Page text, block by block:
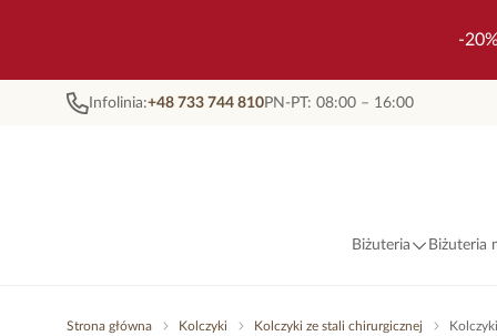
-
Infolinia:+48 733 744 810PN-PT: 08:00 – 16:00
Biżuteria Biżuteria
Strona główna Kolczyki Kolczyki ze stali chirurgicznej